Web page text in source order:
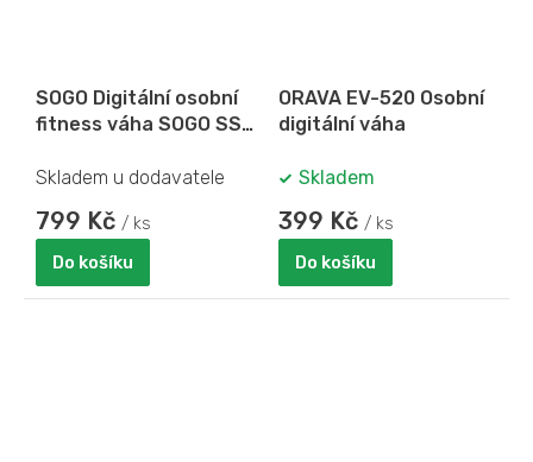
SOGO Digitální osobní
fitness váha SOGO SS-
Skladem u dodavatele
799 Kč / ks
Do košíku
ORAVA EV-520 Osobní
digitální váha
Skladem
399 Kč / ks
Do košíku